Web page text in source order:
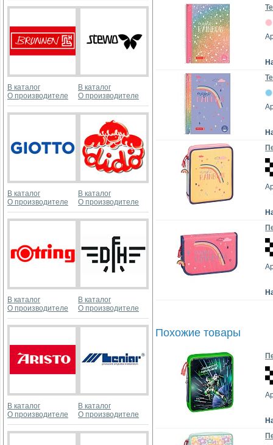
В каталог
О производителе
В каталог
О производителе
В каталог
О производителе
В каталог
О производителе
В каталог
О производителе
В каталог
О производителе
В каталог
О производителе
В каталог
О производителе
Похожие товары